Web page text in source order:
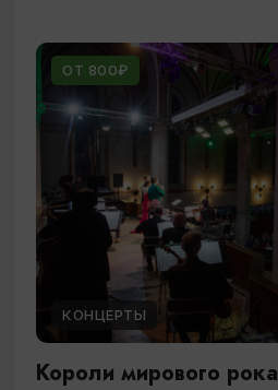
ОТ 800₽
КОНЦЕРТЫ
Короли мирового рока